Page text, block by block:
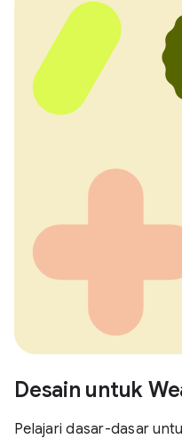
Desain untuk
Pelajari dasar-dasar